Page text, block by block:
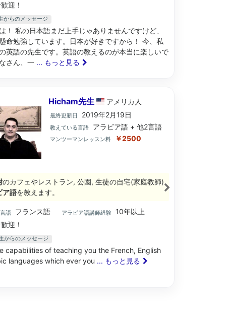
迎！
からのメッセージ
！ 私の日本語まだ上手じゃありませんですけど、
命勉強しています。日本が好きですから！ 今、私
英語の先生です。英語の教えるのが本当に楽しいで
さん、一 ... もっと見る
Hicham先生 アメリカ 人
最終更新日 2019年2月19日
教えている言語 アラビア語 + 他2言語
マンツーマンレッスン料 ￥2500
のカフェやレストラン, 公園, 生徒の自宅(家庭教師)
ア語を教えます。
語 フランス語 アラビア語講師経験
10年以上
迎！
からのメッセージ
capabilities of teaching you the French, English
languages which ever you ... もっと見る